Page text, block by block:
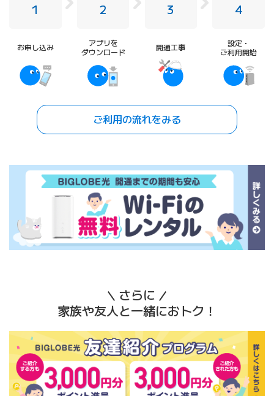
1
お申し込み
2
アプリを
ダウンロード
3
開通工事
4
設定・
ご利用開始
ご利用の流れをみる
さらに
家族や友人と一緒におトク！